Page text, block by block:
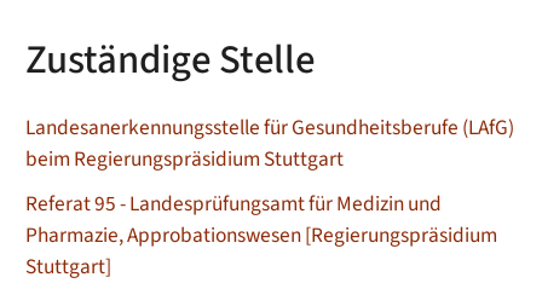
Zuständige Stelle
Landesanerkennungsstelle für Gesundheitsberufe (LAfG)
beim Regierungspräsidium Stuttgart
Referat 95 - Landesprüfungsamt für Medizin und
Pharmazie, Approbationswesen [Regierungspräsidium
Stuttgart]